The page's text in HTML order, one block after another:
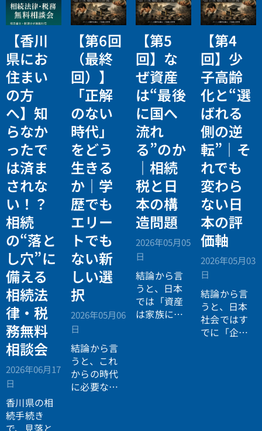
【香川
県にお
住まい
の方
へ】知
らなか
ったで
は済ま
されな
い！？
相続
の“落と
し穴”に
備える
相続法
律・税
務無料
相談会
2026年06月17
日
香川県の相
続手続き
で、見落と
【第6回
（最終
回）】
「正解
のない
時代」
をどう
生きる
か｜学
歴でも
エリー
トでも
ない新
しい選
択
2026年05月06
日
結論から言
うと、これ
からの時代
に必要なの
【第5
回】な
ぜ資産
は“最後
に国へ
流れ
る”のか
｜相続
税と日
本の構
造問題
2026年05月05
日
結論から言
うと、日本
では「資産
は家族に引
【第4
回】少
子高齢
化と“選
ばれる
側の逆
転”｜そ
れでも
変わら
ない日
本の評
価軸
2026年05月03
日
結論から言
うと、日本
社会ではす
でに「企業